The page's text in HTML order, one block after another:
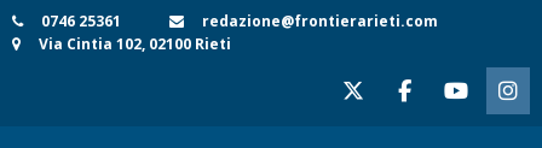
Skip
to
0746 25361
redazione@frontierarieti.com
Via Cintia 102, 02100 Rieti